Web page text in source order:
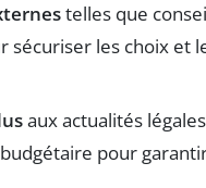
telles que
sécuriser les choix et
aux actualités
pour